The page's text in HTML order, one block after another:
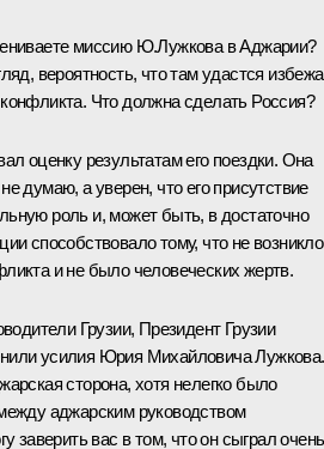
миссию Ю.Лужкова в Аджарии?
вероятность, что там удастся
Что должна сделать Россия?
оценку результатам его поездки. Она
думаю, а уверен, что его присутствие
роль и, может быть, в достаточно
способствовало тому, что не возникло
и не было человеческих жертв.
Грузии, Президент Грузии
усилия Юрия Михайловича Лужкова.
сторона, хотя нелегко было
аджарским руководством
заверить вас в том, что он сыграл очень